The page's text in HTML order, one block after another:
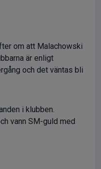
om att Malachowski
är enligt
och det väntas bli
i klubben.
vann SM-guld med